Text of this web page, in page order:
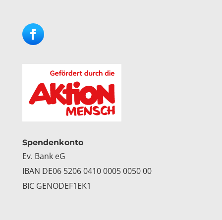
Spendenkonto
Ev. Bank eG
IBAN DE06 5206 0410 0005 0050 00
BIC GENODEF1EK1